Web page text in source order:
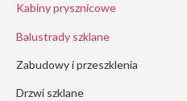
Kabiny prysznicowe
Balustrady szklane
Zabudowy i przeszklenia
Drzwi szklane